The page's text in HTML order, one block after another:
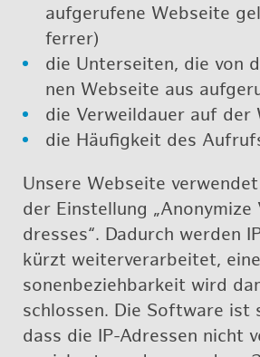
auf­ge­ru­fe­ne Web­sei­te
fer­rer)
die Un­ter­sei­ten, die von
nen Web­sei­te aus
die Ver­weil­dau­er auf der
die Häu­fig­keit des
Un­se­re Web­sei­te
der Ein­stel­lung
dres­ses“. Da­durch wer­den
kürzt wei­ter­ver­ar­bei­tet,
so­nen­be­zieh­bar­keit wird
schlos­sen. Die Soft­ware ist
dass die IP-Adres­sen nicht